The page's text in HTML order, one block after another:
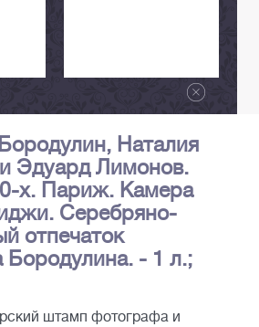
Наталия
Эдуард Лимонов.
х. Париж. Камера
Серебряно-
отпечаток
Бородулина. - 1 л.;
штамп фотографа и